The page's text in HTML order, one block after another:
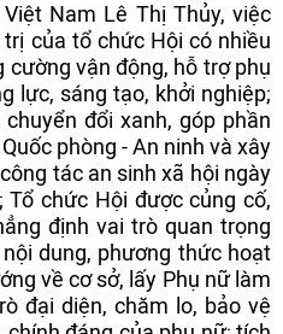
Nam Lê Thị Thủy, việc
của tổ chức Hội có nhiều
vận động, hỗ trợ phụ
lực, sáng tạo, khởi nghiệp;
đổi xanh, góp phần
phòng - An ninh và xây
tác an sinh xã hội ngày
chức Hội được củng cố,
định vai trò quan trọng
dung, phương thức hoạt
về cơ sở, lấy Phụ nữ làm
đại diện, chăm lo, bảo vệ